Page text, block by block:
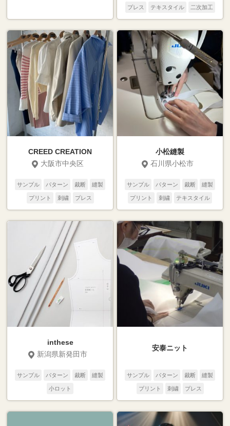
プレス テキスタイル 二次加工
CREED CREATION
大阪市中央区
サンプル パターン 裁断 縫製
プリント 刺繍 プレス
テキスタイル 二次加工
小松縫製
石川県小松市
サンプル パターン 裁断 縫製
プリント 刺繍 テキスタイル
inthese
新潟県新発田市
サンプル パターン 裁断 縫製
小ロット
安泰ニット
サンプル パターン 裁断 縫製
プリント 刺繍 プレス
テキスタイル 二次加工